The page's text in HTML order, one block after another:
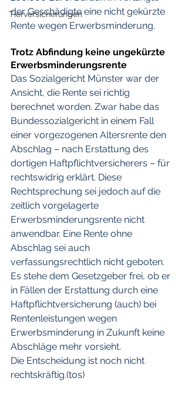
Tierversicherungen
der Geschädigte eine nicht gekürzte
Rente wegen Erwerbsminderung.
Trotz Abfindung keine ungekürzte
Erwerbsminderungsrente
Das Sozialgericht Münster war der
Ansicht, die Rente sei richtig
berechnet worden. Zwar habe das
Bundessozialgericht in einem Fall
einer vorgezogenen Altersrente den
Abschlag – nach Erstattung des
dortigen Haftpflichtversicherers – für
rechtswidrig erklärt. Diese
Rechtsprechung sei jedoch auf die
zeitlich vorgelagerte
Erwerbsminderungsrente nicht
anwendbar. Eine Rente ohne
Abschlag sei auch
verfassungsrechtlich nicht geboten.
Es stehe dem Gesetzgeber frei, ob er
in Fällen der Erstattung durch eine
Haftpflichtversicherung (auch) bei
Rentenleistungen wegen
Erwerbsminderung in Zukunft keine
Abschläge mehr vorsieht.
Die Entscheidung ist noch nicht
rechtskräftig.(tos)